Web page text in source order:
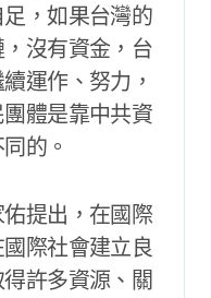
，如果台灣的
沒有資金，台
運作、努力，
體是靠中共資
的。
提出，在國際
國際社會建立良
許多資源、關